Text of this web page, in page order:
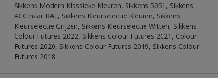
Sikkens Modern Klassieke Kleuren, Sikkens 5051, Sikkens
ACC naar RAL, Sikkens Kleurselectie Kleuren, Sikkens
Kleurselectie Grijzen, Sikkens Kleurselectie Witten, Sikkens
Colour Futures 2022, Sikkens Colour Futures 2021, Colour
Futures 2020, Sikkens Colour Futures 2019, Sikkens Colour
Futures 2018